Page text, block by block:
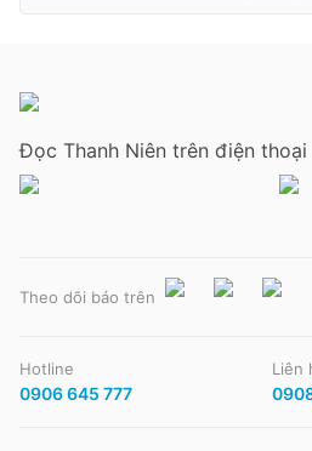
Đọc Thanh Niên trên điện thoại
Theo dõi báo trên
Hotline
0906 645 777
Liên